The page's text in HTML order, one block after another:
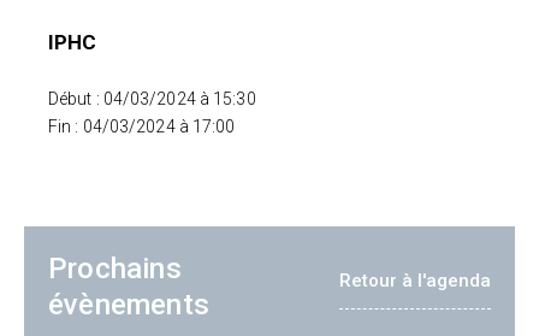
IPHC
Début : 04/03/2024 à 15:30
Fin : 04/03/2024 à 17:00
Prochains
évènements
Retour à l'agenda